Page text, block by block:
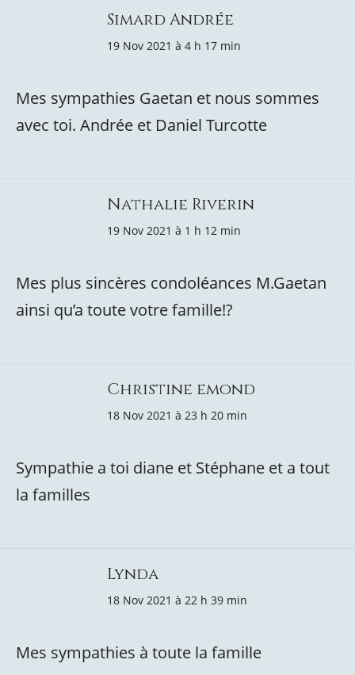
Simard Andrée
19 Nov 2021 à 4 h 17 min
Mes sympathies Gaetan et nous sommes
avec toi. Andrée et Daniel Turcotte
Nathalie Riverin
19 Nov 2021 à 1 h 12 min
Mes plus sincères condoléances M.Gaetan
ainsi qu’a toute votre famille!?
Christine emond
18 Nov 2021 à 23 h 20 min
Sympathie a toi diane et Stéphane et a tout
la familles
Lynda
18 Nov 2021 à 22 h 39 min
Mes sympathies à toute la famille